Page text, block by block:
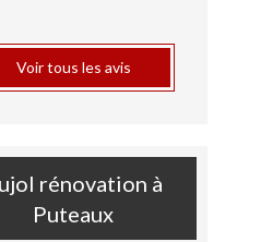
Voir tous les avis
rénovation à
Puteaux